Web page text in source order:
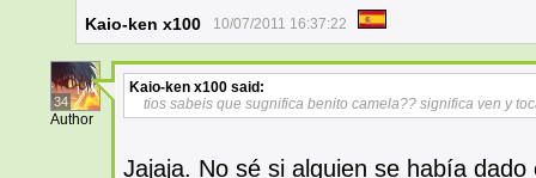
Kaio-ken x100 10/07/2011 16:37:22
34
Author
Kaio-ken x100 said:
tios sabeis que sugnifica benito camela?? significa ven y
Jajaja. No sé si alguien se había